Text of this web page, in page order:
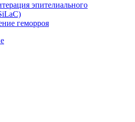
эпителиального
геморроя